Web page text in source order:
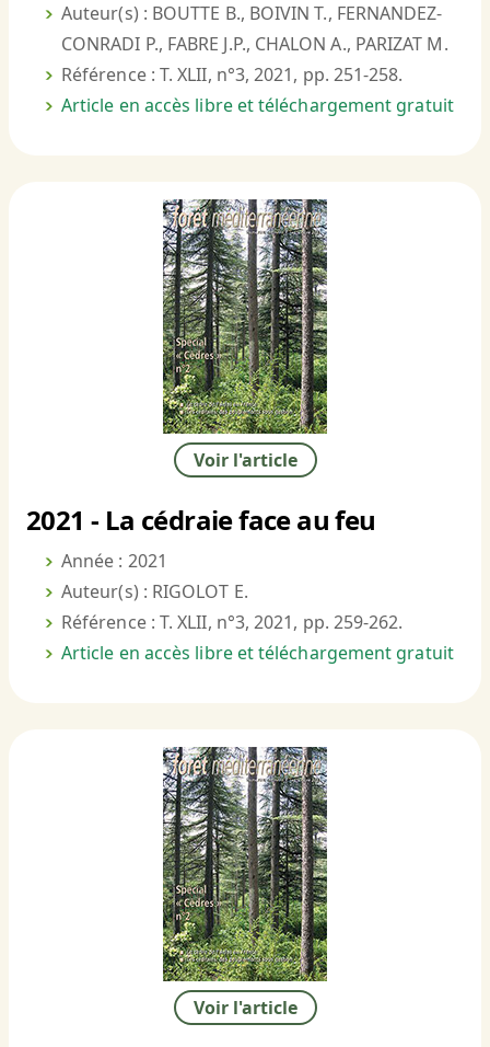
Auteur(s) : BOUTTE B., BOIVIN T., FERNANDEZ-
CONRADI P., FABRE J.P., CHALON A., PARIZAT M.
Référence : T. XLII, n°3, 2021, pp. 251-258.
Article en accès libre et téléchargement gratuit
Voir l'article
2021 - La cédraie face au feu
Année : 2021
Auteur(s) : RIGOLOT E.
Référence : T. XLII, n°3, 2021, pp. 259-262.
Article en accès libre et téléchargement gratuit
Voir l'article